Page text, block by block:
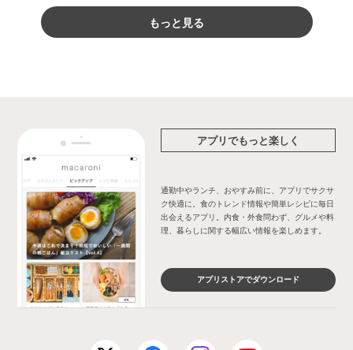
もっと見る
アプリでもっと楽しく
通勤中やランチ、おやすみ前に、アプリでサクサ
ク快適に。食のトレンド情報や簡単レシピに毎日
出会えるアプリ。内食・外食問わず、グルメや料
理、暮らしに関する幅広い情報を楽しめます。
アプリストアでダウンロード